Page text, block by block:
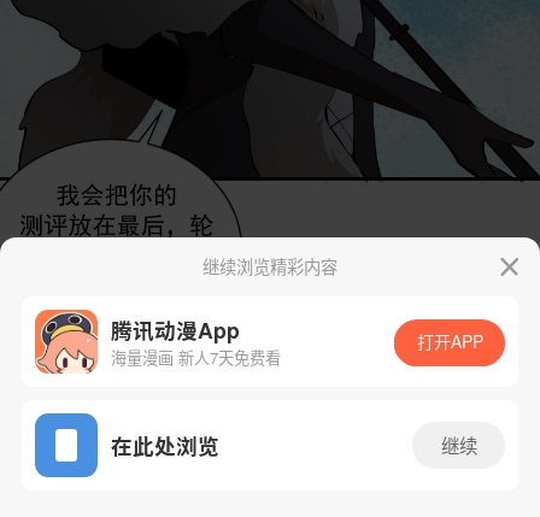
App免费看
继续浏览精彩内容
腾讯动漫App
海量漫画 新人7天免费看
打开APP
在此处浏览 继续